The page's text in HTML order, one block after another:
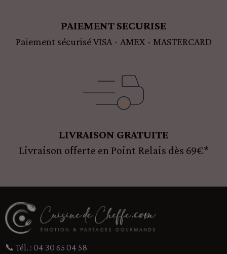
PAIEMENT SECURISE
Paiement sécurisé VISA - AMEX - MASTERCARD
LIVRAISON GRATUITE
Livraison offerte en Point Relais dès 69€*
📞 Tél. : 04 30 65 04 58